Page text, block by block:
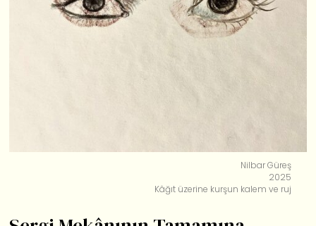
Nilbar Güreş
2025
Kâğıt üzerine kurşun kalem ve ruj